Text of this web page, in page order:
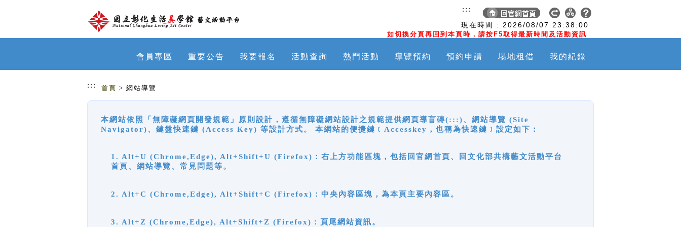
現在時間 : 2026/08/07 23:38:00
如切換分頁再回到本頁時，請按F5取得最新時間及活動資訊
:::
會員專區 重要公告 我要報名 活動查詢 熱門活動 導覽預約 預約申請 場地租借 我的紀錄
::: 首頁 > 網站導覽
本網站依照「無障礙網頁開發規範」原則設計，遵循無障礙網站設計之規範提供網頁導盲磚(:::)、網站導覽 (Site
Navigator)、鍵盤快速鍵 (Access Key) 等設計方式。 本網站的便捷鍵﹝Accesskey，也稱為快速鍵﹞設定如下：
1. Alt+U (Chrome,Edge), Alt+Shift+U (Firefox)：右上方功能區塊，包括回官網首頁、回文化部共構藝文活動平台
首頁、網站導覽、常見問題等。
2. Alt+C (Chrome,Edge), Alt+Shift+C (Firefox)：中央內容區塊，為本頁主要內容區。
3. Alt+Z (Chrome,Edge), Alt+Shift+Z (Firefox)：頁尾網站資訊。